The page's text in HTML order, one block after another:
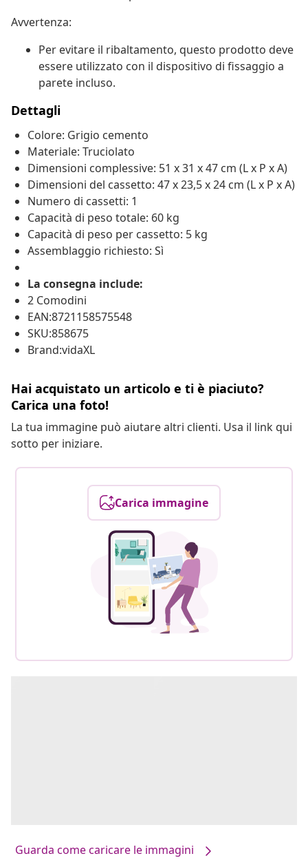
Avvertenza:
Per evitare il ribaltamento, questo prodotto deve
essere utilizzato con il dispositivo di fissaggio a
parete incluso.
Dettagli
Colore: Grigio cemento
Materiale: Truciolato
Dimensioni complessive: 51 x 31 x 47 cm (L x P x A)
Dimensioni del cassetto: 47 x 23,5 x 24 cm (L x P x A)
Numero di cassetti: 1
Capacità di peso totale: 60 kg
Capacità di peso per cassetto: 5 kg
Assemblaggio richiesto: Sì
La consegna include:
2 Comodini
EAN:8721158575548
SKU:858675
Brand:vidaXL
Hai acquistato un articolo e ti è piaciuto?
Carica una foto!
La tua immagine può aiutare altri clienti. Usa il link qui
sotto per iniziare.
Carica immagine
Guarda come caricare le immagini